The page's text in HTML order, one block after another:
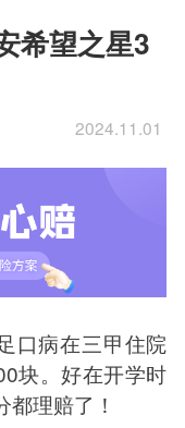
希望之星3
2024.11.01
口病在三甲住院
块。好在开学时
理赔了！